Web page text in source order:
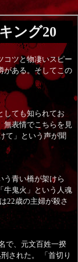
ング20
コツと物凄いスピー
がある。そしてこの
しても知られてお
無表情でこちらを見
て」という声が聞
う青い橋が架けら
牛鬼火」という人魂
22歳の主婦が殺さ
で、元文百姓一揆
された。 「首切り